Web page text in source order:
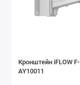
Кронштейн iFLOW F-
AY10011